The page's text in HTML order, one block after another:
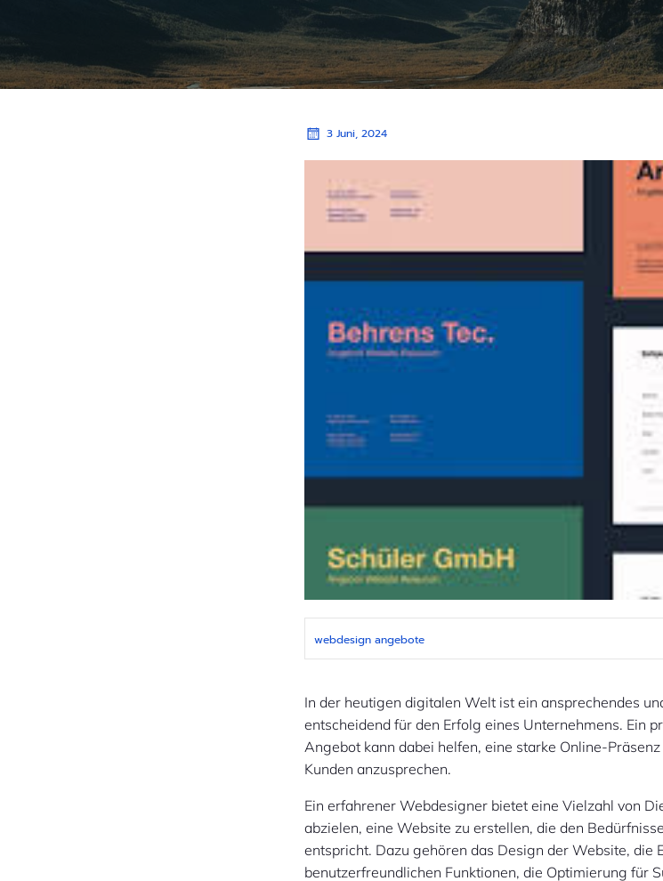
3 Juni, 2024
webdesign angebote
In der heutigen digitalen Welt ist ein ansprechendes
entscheidend für den Erfolg eines Unternehmens. Ein
Angebot kann dabei helfen, eine starke Online-
Kunden anzusprechen.
Ein erfahrener Webdesigner bietet eine Vielzahl von
abzielen, eine Website zu erstellen, die den
entspricht. Dazu gehören das Design der Website, die
benutzerfreundlichen Funktionen, die Optimierung für